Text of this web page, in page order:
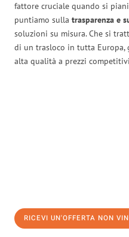
fattore cruciale quando si
puntiamo sulla trasparenza e
soluzioni su misura. Che si
di un trasloco in tutta Europa,
alta qualità a prezzi
RICEVI UN'OFFERTA NON